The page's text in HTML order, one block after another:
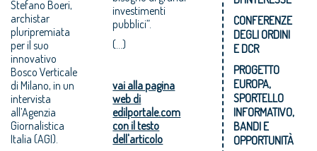
Stefano Boeri,
archistar
pluripremiata
per il suo
innovativo
Bosco Verticale
di Milano, in un
intervista
all’Agenzia
Giornalistica
Italia (AGI).
investimenti
pubblici”.
(...)
vai alla pagina
web di
edilportale.com
con il testo
dell'articolo
CONFERENZE
DEGLI ORDINI
E DCR
PROGETTO
EUROPA,
SPORTELLO
INFORMATIVO,
BANDI E
OPPORTUNITÀ